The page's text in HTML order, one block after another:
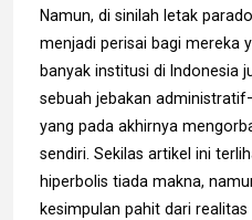
Namun, di sinilah letak
menjadi perisai bagi mereka
banyak institusi di Indonesia
sebuah jebakan
yang pada akhirnya
sendiri. Sekilas artikel ini
hiperbolis tiada makna,
kesimpulan pahit dari